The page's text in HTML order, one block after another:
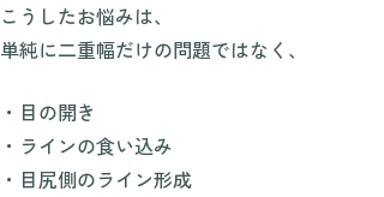
こうしたお悩みは、
単純に二重幅だけの問題ではなく、
・目の開き
・ラインの食い込み
・目尻側のライン形成